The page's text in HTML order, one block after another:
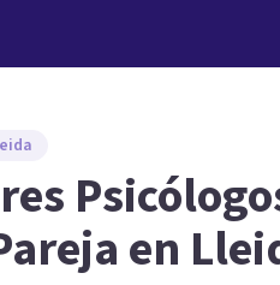
en